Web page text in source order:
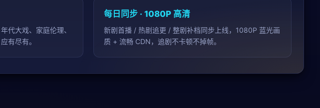
代大戏、家庭伦理、
有尽有。
每日同步 · 1080P 高清
新剧首播 / 热剧追更 / 整剧补档同步上线，1080P 蓝光画
质 + 流畅 CDN，追剧不卡顿不掉帧。